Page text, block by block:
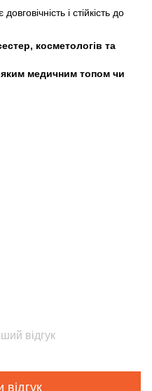
і стійкість до
косметологів та
медичним топом чи
відгук
відгук